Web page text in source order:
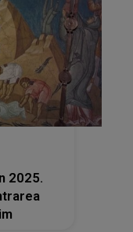
2025.